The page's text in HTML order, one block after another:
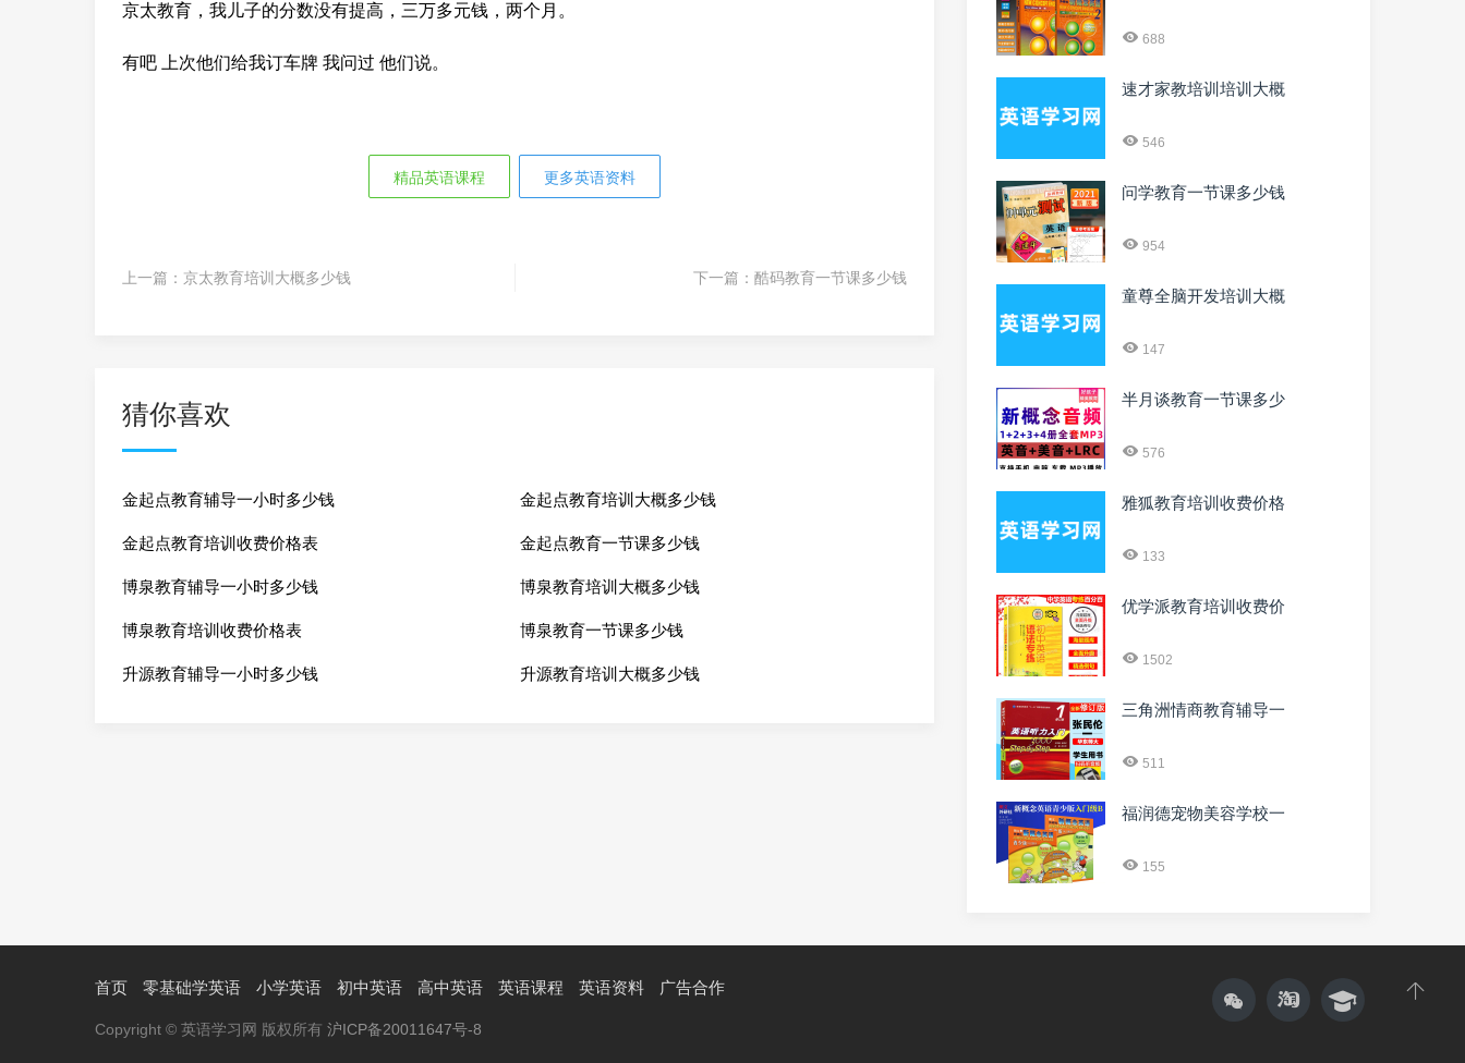
京太教育，我儿子的分数没有提高，三万多元钱，两个月。
有吧 上次他们给我订车牌 我问过 他们说。
精品英语课程 更多英语资料
上一篇： 京太教育培训大概多少钱 下一篇： 酷码教育一节课多少钱
猜你喜欢
金起点教育辅导一小时多少钱 金起点教育培训大概多少钱
金起点教育培训收费价格表 金起点教育一节课多少钱
博泉教育辅导一小时多少钱 博泉教育培训大概多少钱
博泉教育培训收费价格表 博泉教育一节课多少钱
升源教育辅导一小时多少钱 升源教育培训大概多少钱
688
速才家教培训培训大概
546
问学教育一节课多少钱
954
童尊全脑开发培训大概
147
半月谈教育一节课多少
576
雅狐教育培训收费价格
133
优学派教育培训收费价
1502
三角洲情商教育辅导一
511
福润德宠物美容学校一
155
首页 零基础学英语 小学英语 初中英语 高中英语 英语课程 英语资料 广告合作
Copyright © 英语学习网 版权所有 沪ICP备20011647号-8